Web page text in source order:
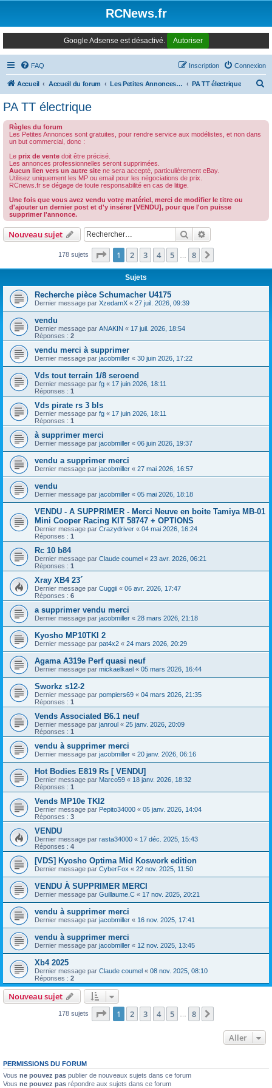
RCNews.fr
Google Adsense est désactivé. Autoriser
FAQ Connexion
Inscription
Accueil Accueil du forum Les Petites Annonces Modernes PA TT électrique
PA TT électrique
Règles du forum
Les Petites Annonces sont gratuites, pour rendre service aux modélistes, et non dans
un but commercial, donc :
Le prix de vente doit être précisé.
Les annonces professionnelles seront supprimées.
Aucun lien vers un autre site ne sera accepté, particulièrement eBay.
Utilisez uniquement les MP ou email pour les négociations de prix.
RCnews.fr se dégage de toute responsabilité en cas de litige.
Une fois que vous avez vendu votre matériel, merci de modifier le titre ou
d'ajouter un dernier post et d'y insérer [VENDU], pour que l'on puisse
supprimer l'annonce.
Nouveau sujet Rechercher
178 sujets Page 1sur8
1 2 3 4 5 8
Sujets
Recherche pièce Schumacher U4175
Dernier message par XzedamX « 27 juil. 2026, 09:39
vendu
Dernier message par ANAKIN « 17 juil. 2026, 18:54
Réponses : 2
vendu merci à supprimer
Dernier message par jacobmiller « 30 juin 2026, 17:22
Vds tout terrain 1/8 seroend
Dernier message par fg « 17 juin 2026, 18:11
Réponses : 1
Vds pirate rs 3 bls
Dernier message par fg « 17 juin 2026, 18:11
Réponses : 1
à supprimer merci
Dernier message par jacobmiller « 06 juin 2026, 19:37
vendu a supprimer merci
Dernier message par jacobmiller « 27 mai 2026, 16:57
vendu
Dernier message par jacobmiller « 05 mai 2026, 18:18
VENDU - A SUPPRIMER - Merci Neuve en boite Tamiya MB-01
Mini Cooper Racing KIT 58747 + OPTIONS
Dernier message par Crazydriver « 04 mai 2026, 16:24
Réponses : 1
Rc 10 b84
Dernier message par Claude coumel « 23 avr. 2026, 06:21
Réponses : 1
Xray XB4 23´
Dernier message par Cuggii « 06 avr. 2026, 17:47
Réponses : 6
a supprimer vendu merci
Dernier message par jacobmiller « 28 mars 2026, 21:18
Kyosho MP10TKI 2
Dernier message par pat4x2 « 24 mars 2026, 20:29
Agama A319e Perf quasi neuf
Dernier message par mickaelkael « 05 mars 2026, 16:44
Sworkz s12-2
Dernier message par pompiers69 « 04 mars 2026, 21:35
Réponses : 1
Vends Associated B6.1 neuf
Dernier message par janroul « 25 janv. 2026, 20:09
Réponses : 1
vendu à supprimer merci
Dernier message par jacobmiller « 20 janv. 2026, 06:16
Hot Bodies E819 Rs [ VENDU]
Dernier message par Marco59 « 18 janv. 2026, 18:32
Réponses : 1
Vends MP10e TKI2
Dernier message par Pepito34000 « 05 janv. 2026, 14:04
Réponses : 3
VENDU
Dernier message par rasta34000 « 17 déc. 2025, 15:43
Réponses : 4
[VDS] Kyosho Optima Mid Koswork edition
Dernier message par CyberFox « 22 nov. 2025, 11:50
VENDU À SUPPRIMER MERCI
Dernier message par Guillaume.C « 17 nov. 2025, 20:21
vendu à supprimer merci
Dernier message par jacobmiller « 16 nov. 2025, 17:41
vendu à supprimer merci
Dernier message par jacobmiller « 12 nov. 2025, 13:45
Xb4 2025
Dernier message par Claude coumel « 08 nov. 2025, 08:10
Réponses : 2
Nouveau sujet
178 sujets Page 1sur8
1 2 3 4 5 8
Aller
PERMISSIONS DU FORUM
Vous ne pouvez pas publier de nouveaux sujets dans ce forum
Vous ne pouvez pas répondre aux sujets dans ce forum
Panneau de gestion des cookies